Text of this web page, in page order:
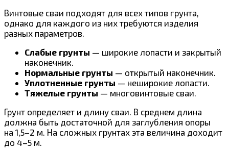
Винтовые сваи подходят для всех типов грунта,
однако для каждого из них требуются изделия
разных параметров.
Слабые грунты — широкие лопасти и закрытый
наконечник.
Нормальные грунты — открытый наконечник.
Уплотненные грунты — неширокие лопасти.
Тяжелые грунты — многовинтовые сваи.
Грунт определяет и длину сваи. В среднем длина
должна быть достаточной для заглубления опоры
на 1,5–2 м. На сложных грунтах эта величина доходит
до 4–5 м.